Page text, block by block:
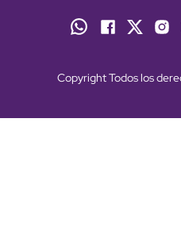
Copyright Todos los